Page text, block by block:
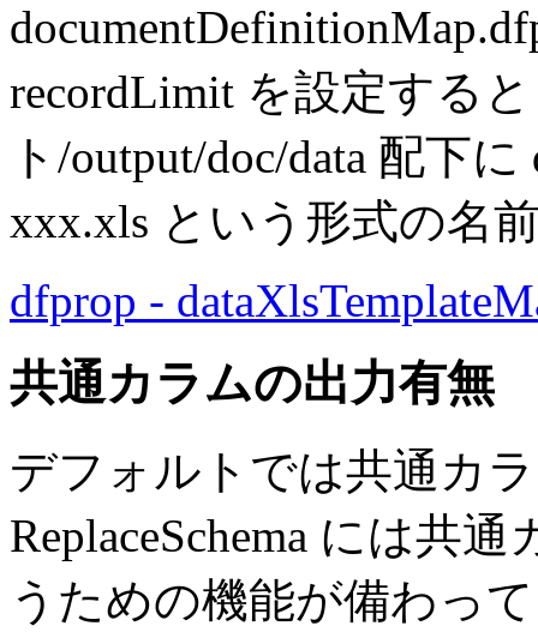
recordLimit を設定する
ト/output/doc/data 配下
xxx.xls という形式の名
dfprop -
共通カラムの出力有無
デフォルトでは共通カ
ReplaceSchema には共
うための機能が備わっ